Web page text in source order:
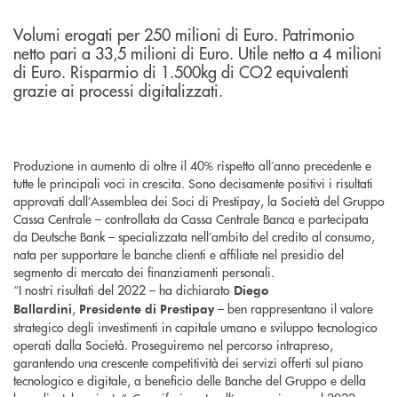
Volumi erogati per 250 milioni di Euro. Patrimonio
netto pari a 33,5 milioni di Euro. Utile netto a 4 milioni
di Euro. Risparmio di 1.500kg di CO2 equivalenti
grazie ai processi digitalizzati.
Produzione in aumento di oltre il 40% rispetto all’anno precedente e
tutte le principali voci in crescita. Sono decisamente positivi i risultati
approvati dall’Assemblea dei Soci di Prestipay, la Società del Gruppo
Cassa Centrale – controllata da Cassa Centrale Banca e partecipata
da Deutsche Bank – specializzata nell’ambito del credito al consumo,
nata per supportare le banche clienti e affiliate nel presidio del
segmento di mercato dei finanziamenti personali.
“I nostri risultati del 2022 – ha dichiarato Diego
Ballardini, Presidente di Prestipay – ben rappresentano il valore
strategico degli investimenti in capitale umano e sviluppo tecnologico
operati dalla Società. Proseguiremo nel percorso intrapreso,
garantendo una crescente competitività dei servizi offerti sul piano
tecnologico e digitale, a beneficio delle Banche del Gruppo e della